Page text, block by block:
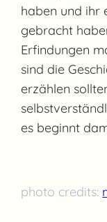
haben und ihr
gebracht
Erfindungen
sind die
erzählen
es beginnt
photo credits: